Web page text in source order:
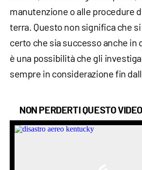
manutenzione o alle procedure
terra. Questo non significa che
certo che sia successo anche in
è una possibilità che gli
sempre in considerazione fin
NON PERDERTI QUESTO VIDEO